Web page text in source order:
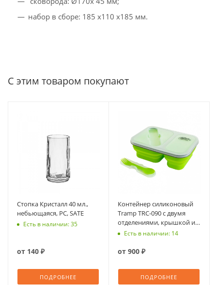
набор в сборе: 185 х110 х185 мм.
С этим товаром покупают
Стопка Кристалл 40 мл.,
небьющаяся, PС, SATE
Есть в наличии: 35
от 140 ₽
ПОДРОБНЕЕ
Контейнер силиконовый
Tramp TRC-090 с двумя
отделениями, крышкой и
ловилкой 900 мл)
Есть в наличии: 14
от 900 ₽
ПОДРОБНЕЕ